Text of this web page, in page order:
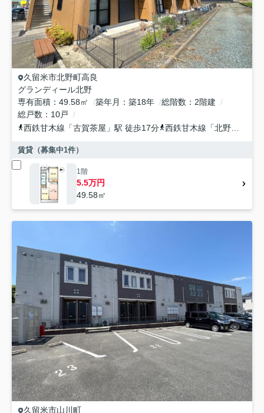
久留米市北野町高良
グランディール北野
専有面積
49.58㎡ 築年月 築18年 総階数
2階建
総戸数
10戸
西鉄甘木線 「古賀茶屋 」駅 徒歩17分 西鉄甘木線 「北野
賃貸（募集中1件）
1階
5.5万円
49.58㎡
久留米市山川町